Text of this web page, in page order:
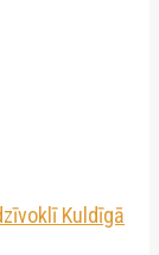
Kuldīgā